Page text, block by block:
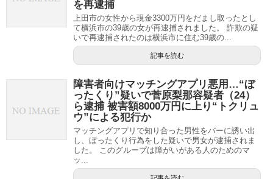
を再逮捕
上田市の女性から現金3300万円をだまし取ったとし
て横浜市の39歳の女が再逮捕されました。 詐欺の疑
いで再逮捕されたのは横浜市に住む39歳の...
記事を読む
障害者向けマッチングアプリ悪用…“ぼ
ったくり”疑いで菅原梨那容疑者（24）
ら逮捕 被害額8000万円に上り“トクリュ
ウ”による犯行か
マッチングアプリで知り合った男性をバーに誘い出
し、ぼったくり行為をした疑いで男女が逮捕されま
した。 このグループは障がいがある人のためのマ
ッ...